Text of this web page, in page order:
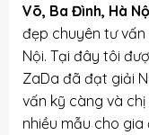
Võ, Ba Đình, Hà
đẹp chuyên tư
Nội. Tại đây tôi
ZaDa đã đạt giải
vấn kỹ càng và
nhiều mẫu cho